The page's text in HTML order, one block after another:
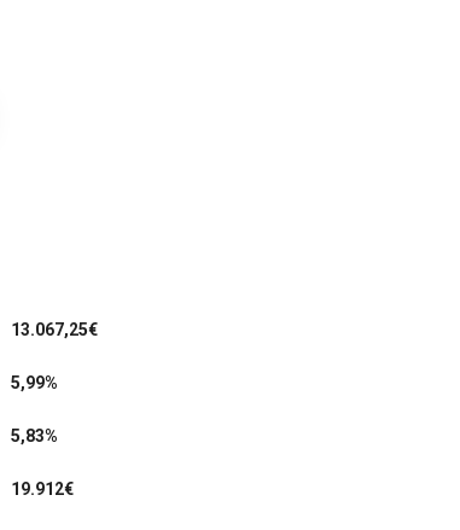
13.067,25€
5,99%
5,83%
19.912€